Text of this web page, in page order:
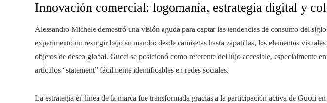
Innovación comercial: logomanía, estrategia digital y
Alessandro Michele demostró una visión aguda para captar las tendencias de consumo del
experimentó un resurgir bajo su mando: desde camisetas hasta zapatillas, los elementos
objetos de deseo global. Gucci se posicionó como referente del lujo accesible, especialmente
artículos “statement” fácilmente identificables en redes sociales.
La estrategia en línea de la marca fue transformada gracias a la participación activa de Gucci